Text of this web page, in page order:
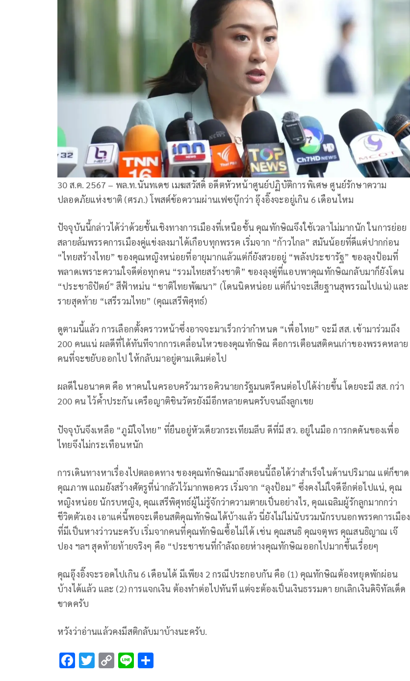
30 ส.ค. 2567 – พล.ท.นันทเดช เมฆสวัสดิ์ อดีตหัวหน้าศูนย์ปฏิบัติการพิเศษ ศูนย์รักษาความ
ปลอดภัยแห่งชาติ (ศรภ.) โพสต์ข้อความผ่านเฟซบุ๊กว่า อุ๊งอิ๊งจะอยู่เกิน 6 เดือนไหม
ปัจจุบันนี้กล่าวได้ว่าด้วยชั้นเชิงทางการเมืองที่เหนือชั้น คุณทักษิณจึงใช้เวลาไม่มากนัก ในการย่อย
สลายล้มพรรคการเมืองคู่แข่งลงมาได้เกือบทุกพรรค เริ่มจาก “ก้าวไกล” สมันน้อยที่ดีแต่ปากก่อน
“ไทยสร้างไทย” ของคุณหญิงหน่อยที่อายุมากแล้วแต่ก็ยังสวยอยู่ “พลังประชารัฐ” ของลุงป้อมที่
พลาดเพราะความใจดีต่อทุกคน “รวมไทยสร้างชาติ” ของลุงตู่ที่แอบพาคุณทักษิณกลับมาก็ยังโดน
“ประชาธิปัตย์” สีฟ้าหม่น “ชาติไทยพัฒนา” (โดนนิดหน่อย แต่ก็น่าจะเสียฐานสุพรรณไปแน่) และ
รายสุดท้าย “เสรีรวมไทย” (คุณเสรีพิศุทธ์)
ดูตามนี้แล้ว การเลือกตั้งคราวหน้าซึ่งอาจจะมาเร็วกว่ากำหนด “เพื่อไทย” จะมี สส. เข้ามาร่วมถึง
200 คนแน่ ผลดีที่ได้ทันทีจากการเคลื่อนไหวของคุณทักษิณ คือการเตือนสติคนเก่าของพรรคหลาย
คนที่จะขยับออกไป ให้กลับมาอยู่ตามเดิมต่อไป
ผลดีในอนาคต คือ หาคนในครอบครัวมารอคิวนายกรัฐมนตรีคนต่อไปได้ง่ายขึ้น โดยจะมี สส. กว่า
200 คน ไว้ค้ำประกัน เครือญาติชินวัตรยังมีอีกหลายคนครับจนถึงลูกเขย
ปัจจุบันจึงเหลือ “ภูมิใจไทย” ที่ยืนอยู่หัวเดียวกระเทียมลีบ ดีที่มี สว. อยู่ในมือ การกดดันของเพื่อ
ไทยจึงไม่กระเทือนหนัก
การเดินทางหาเรื่องไปตลอดทาง ของคุณทักษิณมาถึงตอนนี้ถือได้ว่าสำเร็จในด้านปริมาณ แต่ก็ขาด
คุณภาพ แถมยังสร้างศัตรูที่น่ากลัวไว้มากพอควร เริ่มจาก “ลุงป้อม” ซึ่งคงไม่ใจดีอีกต่อไปแน่, คุณ
หญิงหน่อย นักรบหญิง, คุณเสรีพิศุทธ์ผู้ไม่รู้จักว่าความตายเป็นอย่างไร, คุณเฉลิมผู้รักลูกมากกว่า
ชีวิตตัวเอง เอาแค่นี้พอจะเตือนสติคุณทักษิณได้บ้างแล้ว นี่ยังไม่ไม่นับรวมนักรบนอกพรรคการเมือง
ที่มีเป็นหางว่าวนะครับ เริ่มจากคนที่คุณทักษิณซื้อไม่ได้ เช่น คุณสนธิ คุณจตุพร คุณสนธิญาณ เจ๊
ปอง ฯลฯ สุดท้ายท้ายจริงๆ คือ “ประชาชนที่กำลังถอยห่างคุณทักษิณออกไปมากขึ้นเรื่อยๆ
คุณอุ๊งอิ๊งจะรอดไปเกิน 6 เดือนได้ มีเพียง 2 กรณีประกอบกัน คือ (1) คุณทักษิณต้องหยุดพักผ่อน
บ้างได้แล้ว และ (2) การแจกเงิน ต้องทำต่อไปทันที แต่จะต้องเป็นเงินธรรมดา ยกเลิกเงินดิจิทัลเด็ด
ขาดครับ
หวังว่าอ่านแล้วคงมีสติกลับมาบ้างนะครับ.
F T C Li